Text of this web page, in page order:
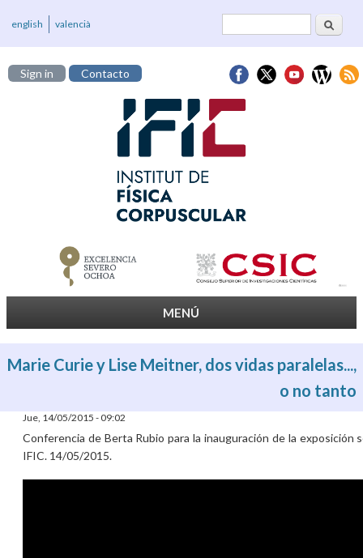
Formulario deBuscar
english valencià
Sign in Contacto
MENÚ
Marie Curie y Lise Meitner, dos vidas paralelas...,
o no tanto
Jue, 14/05/2015 - 09:02
Conferencia de Berta Rubio para la inauguración de la exposición
IFIC. 14/05/2015.